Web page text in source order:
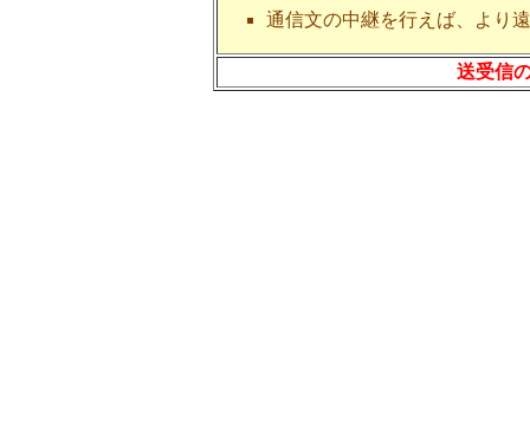
通信文の中継を行えば、より
送受信